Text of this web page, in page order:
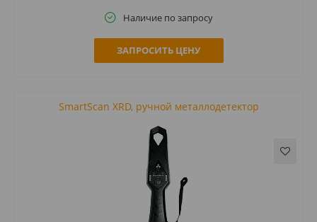
Наличие по запросу
ЗАПРОСИТЬ ЦЕНУ
SmartScan XRD, ручной металлодетектор